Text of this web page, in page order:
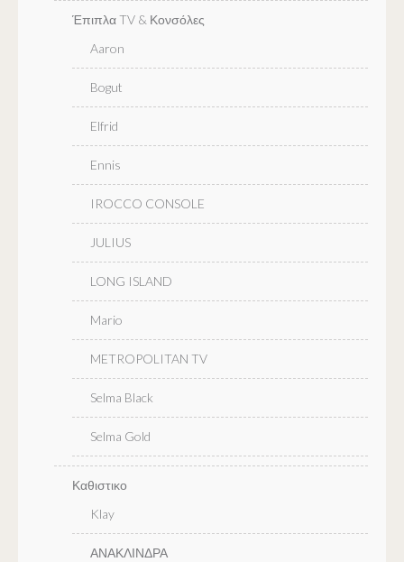
Έπιπλα TV & Κονσόλες
Aaron
Bogut
Elfrid
Ennis
IROCCO CONSOLE
JULIUS
LONG ISLAND
Mario
METROPOLITAN TV
Selma Black
Selma Gold
Καθιστικο
Klay
ΑΝΑΚΛΙΝΔΡΑ